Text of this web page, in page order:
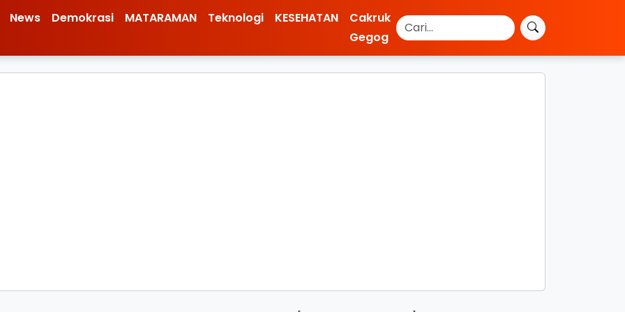
News Demokrasi MATARAMAN Teknologi KESEHATAN
Cakruk
Gegog